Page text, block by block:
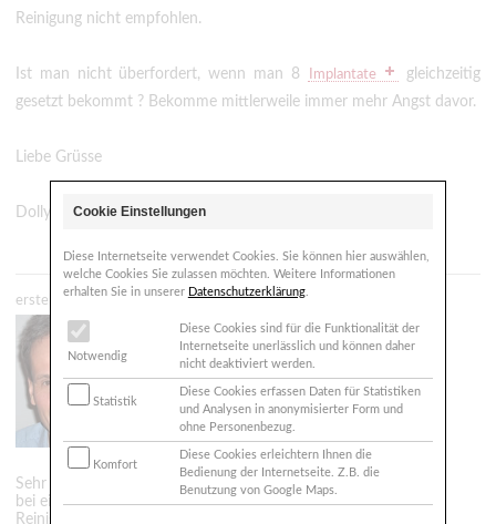
Reinigung nicht empfohlen.
Ist man nicht überfordert, wenn man 8 Implantate
gleichzeitig
gesetzt bekommt ? Bekomme mittlerweile immer mehr Angst davor.
Liebe Grüsse
Dolly
erstellt: 13.05.2011 - 20:37
Zahnarzt
Dr. Püllen MMSc
63263 Neu-Isenburg
frankpuellen@arcor.de
http://www.zahnarzt-dr-puellen.de
Sehr geehrte Dolly,
bei einer PAN-Reinigung muß ich passen; heißt es uU PAR-
Reinigung?
Cookie Einstellungen
Diese Internetseite verwendet Cookies. Sie können hier auswählen,
welche Cookies Sie zulassen möchten. Weitere Informationen
erhalten Sie in unserer Datenschutzerklärung.
Notwendig
Diese Cookies sind für die Funktionalität der
Internetseite unerlässlich und können daher
nicht deaktiviert werden.
Statistik
Diese Cookies erfassen Daten für Statistiken
und Analysen in anonymisierter Form und
ohne Personenbezug.
Komfort
Diese Cookies erleichtern Ihnen die
Bedienung der Internetseite. Z.B. die
Benutzung von Google Maps.